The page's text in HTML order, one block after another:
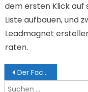
dem ersten Klick auf
Liste aufbauen, und
Leadmagnet
raten.
Der Facebook Meisterkurs
Suchen nach: